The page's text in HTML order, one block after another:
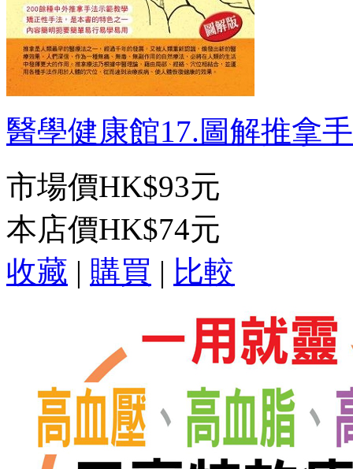
醫學健康館17.圖解推拿
市場價HK$93元
本店價HK$74元
收藏 | 購買 | 比較